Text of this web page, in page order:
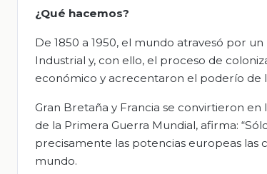
¿Qué hacemos?
De 1850 a 1950, el mundo atravesó por
Industrial y, con ello, el proceso de
económico y acrecentaron el poderío de
Gran Bretaña y Francia se convirtieron
de la Primera Guerra Mundial, afirma:
precisamente las potencias europeas las
mundo.